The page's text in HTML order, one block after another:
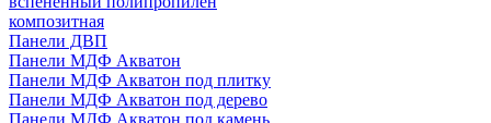
композитная
Панели ДВП
Панели МДФ Акватон
Панели МДФ Акватон под плитку
Панели МДФ Акватон под дерево
Панели МДФ Акватон под камень